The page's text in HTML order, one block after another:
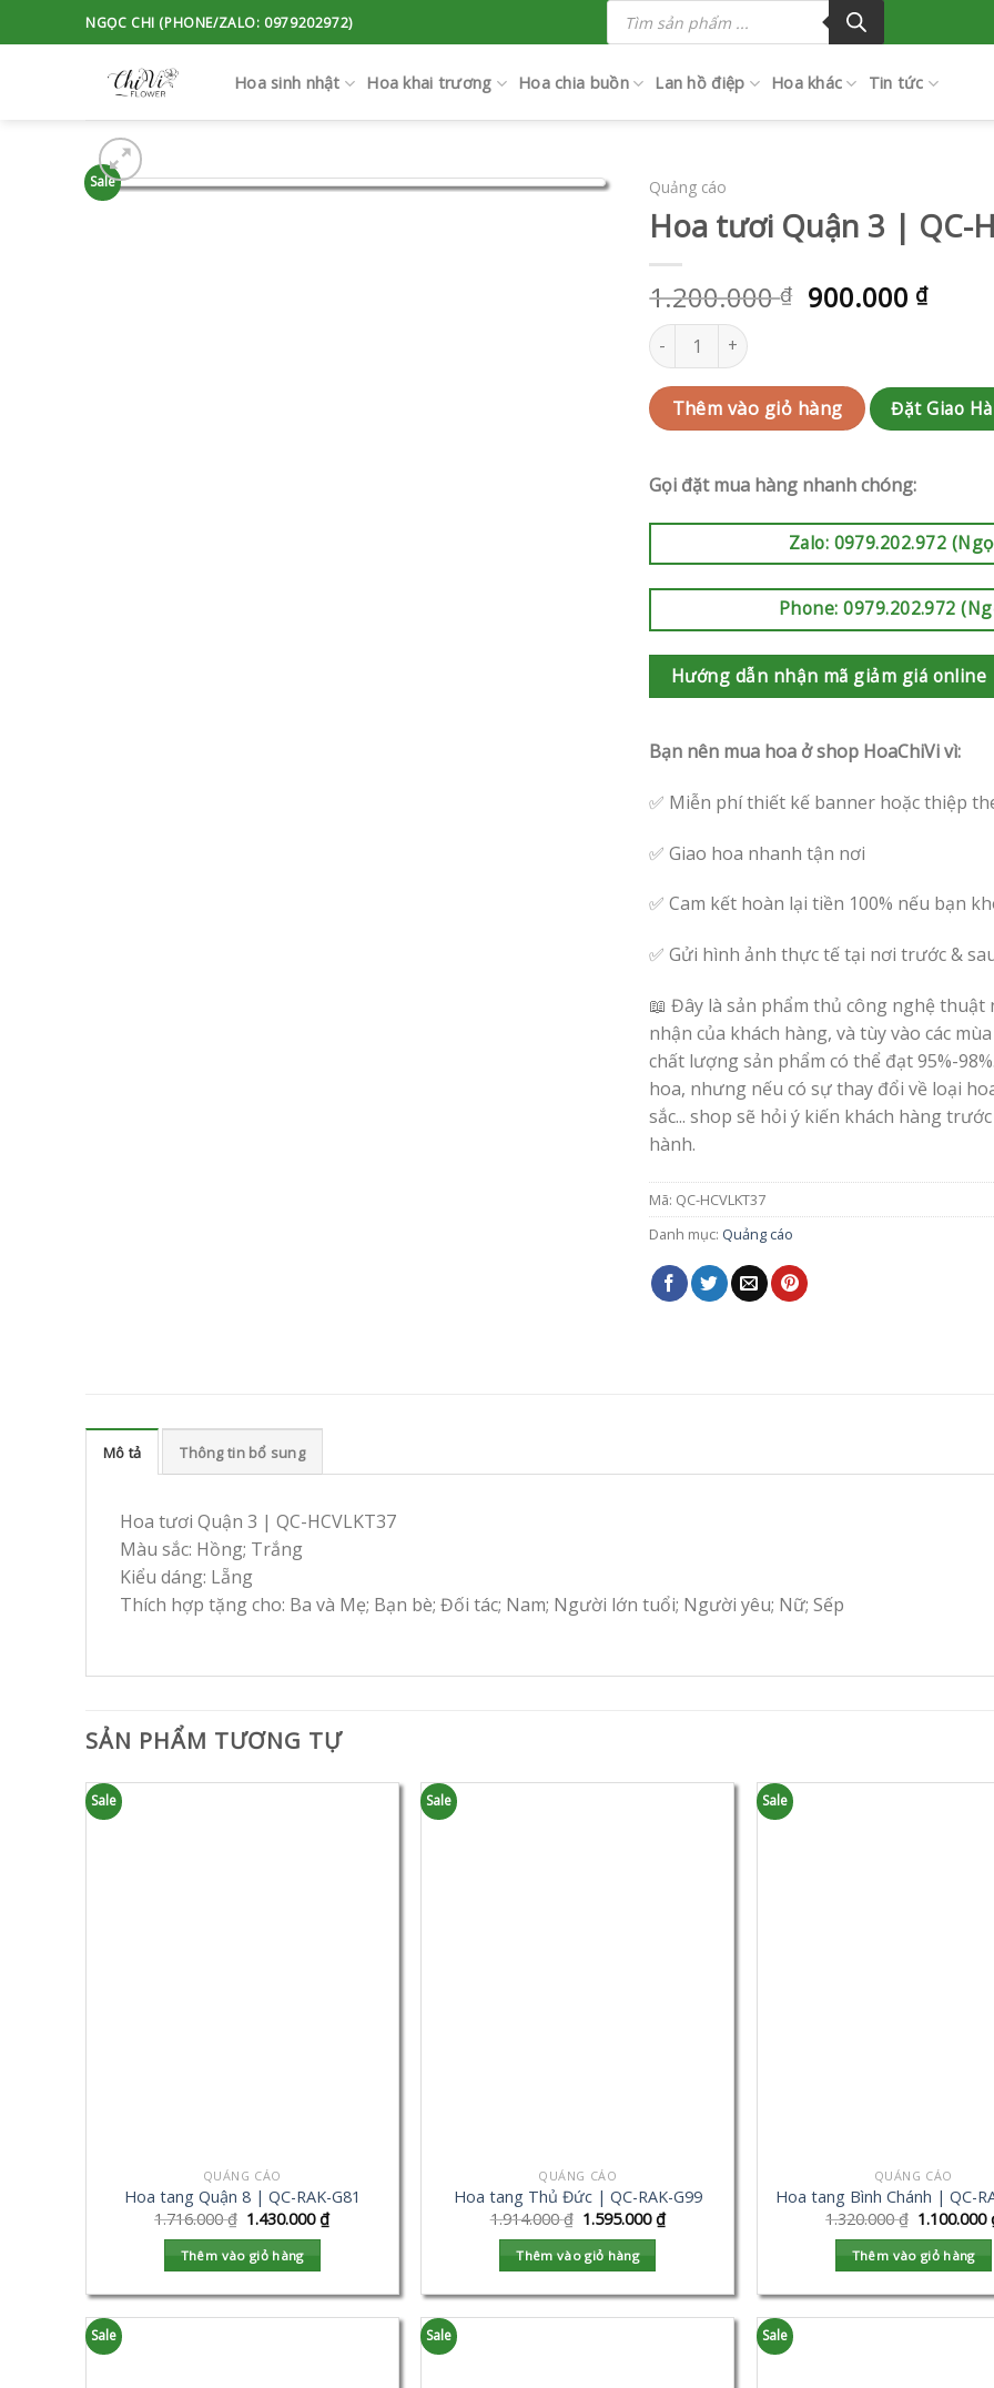
to
NGỌC CHI (PHONE/ZALO: 0979202972)
Tìm
kiếm
phẩm
Hoa sinh nhật Hoa khai trương Hoa chia buồn Lan hồ điệp Hoa khác Tin tức
Sale Quảng cáo
Hoa tươi Quận 3 | QC-
1.200.000₫ 900.000 ₫
Hoa tươi Quận 3 | QC-HCVLKT37 số lượng
Thêm vào giỏ hàng Đặt Giao
Gọi đặt mua hàng nhanh chóng:
Zalo: 0979.202.972
Phone: 0979.202.972
Hướng dẫn nhận mã giảm giá online
Bạn nên mua hoa ở shop HoaChiVi vì:
✅ Miễn phí thiết kế banner hoặc thiệp
✅ Giao hoa nhanh tận nơi
✅ Cam kết hoàn lại tiền 100% nếu bạn
✅ Gửi hình ảnh thực tế tại nơi trước &
📖 Đây là sản phẩm thủ công nghệ thuật
nhận của khách hàng, và tùy vào các
chất lượng sản phẩm có thể đạt 95%-
hoa, nhưng nếu có sự thay đổi về loại
sắc... shop sẽ hỏi ý kiến khách hàng
hành.
Mã: QC-HCVLKT37
Danh mục: Quảng cáo
Mô tả Thông tin bổ sung
Hoa tươi Quận 3 | QC-HCVLKT37
Màu sắc: Hồng; Trắng
Kiểu dáng: Lẵng
Thích hợp tặng cho: Ba và Mẹ; Bạn bè; Đối tác; Nam; Người lớn tuổi; Người yêu; Nữ; Sếp
SẢN PHẨM TƯƠNG TỰ
Sale
QUẢNG CÁO
Hoa tang Quận 8 | QC-RAK-G81
1.716.000₫ 1.430.000₫
Thêm vào giỏ hàng
Sale
QUẢNG CÁO
Hoa tang Thủ Đức | QC-RAK-G99
1.914.000₫ 1.595.000₫
Thêm vào giỏ hàng
Sale
QUẢNG CÁO
Hoa tang Bình Chánh | QC-
1.320.000₫ 1.100.000
Thêm vào giỏ hàng
Sale Sale Sale